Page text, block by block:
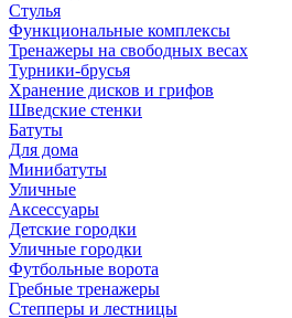
Стулья
Функциональные комплексы
Тренажеры на свободных весах
Турники-брусья
Хранение дисков и грифов
Шведские стенки
Батуты
Для дома
Минибатуты
Уличные
Аксессуары
Детские городки
Уличные городки
Футбольные ворота
Гребные тренажеры
Степперы и лестницы